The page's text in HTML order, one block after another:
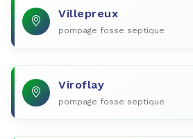
Villepreux
pompage fosse septique
Viroflay
pompage fosse septique